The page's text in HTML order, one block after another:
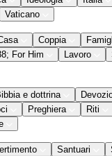
Vaticano
Coppia
For Him
Lavoro
e dottrina
Preghiera Riti
Santuari